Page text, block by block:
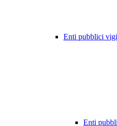
Enti pubblici
Enti